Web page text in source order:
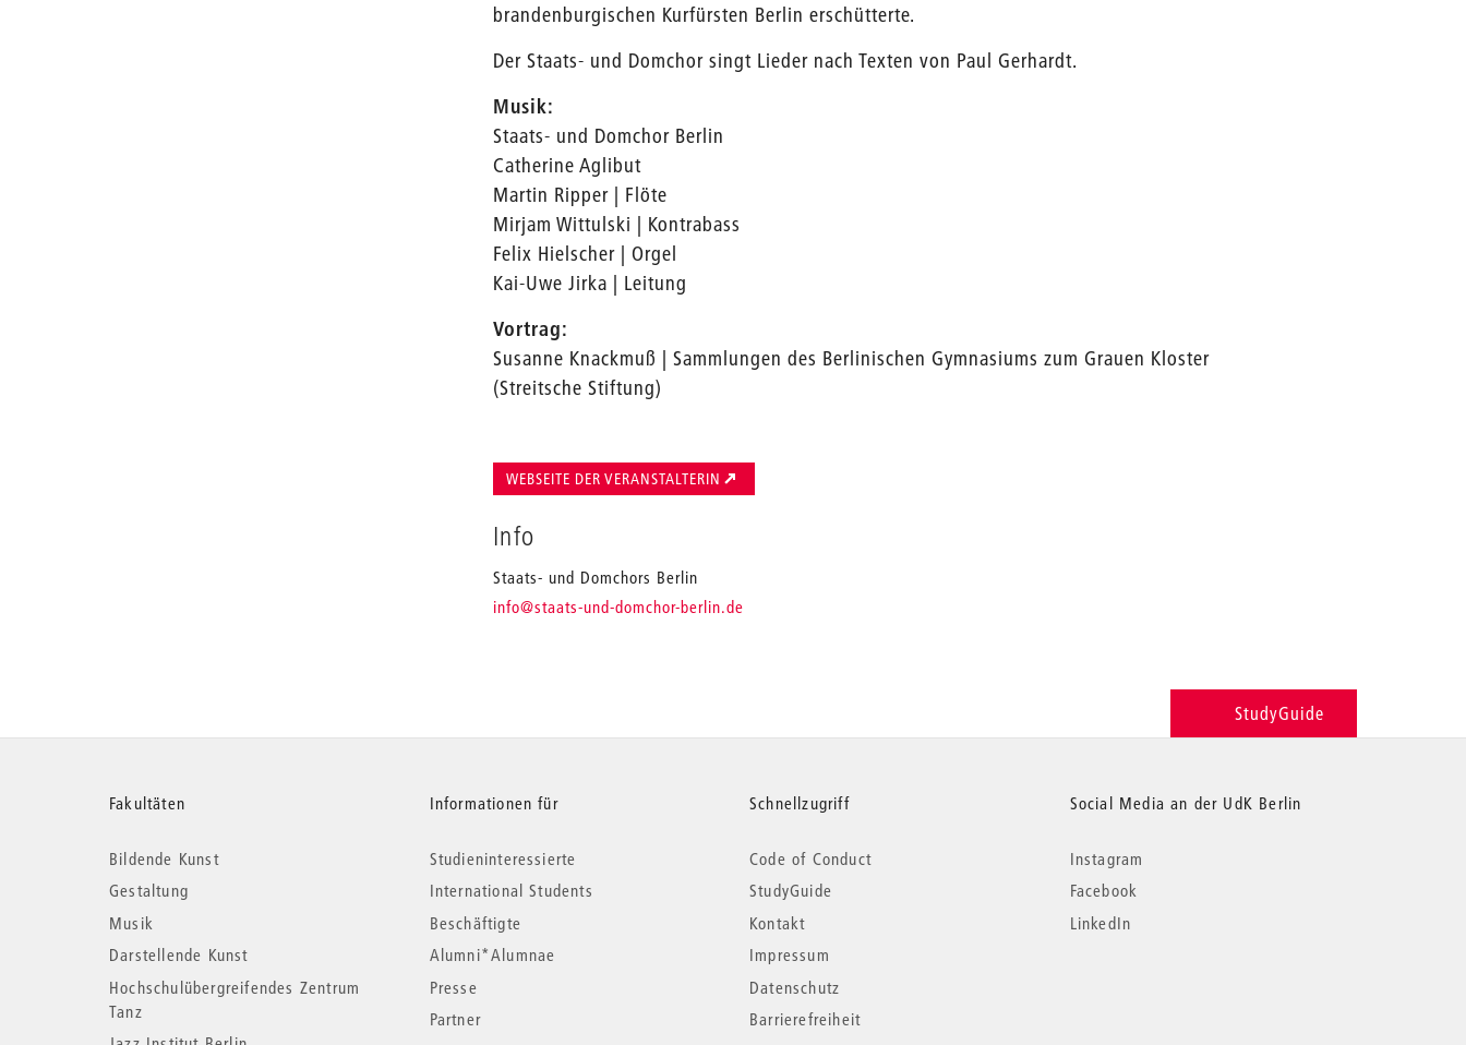
brandenburgischen Kurfürsten Berlin erschütterte.
Der Staats- und Domchor singt Lieder nach Texten von Paul Gerhardt.
Musik:
Staats- und Domchor Berlin
Catherine Aglibut
Martin Ripper | Flöte
Mirjam Wittulski | Kontrabass
Felix Hielscher | Orgel
Kai-Uwe Jirka | Leitung
Vortrag:
Susanne Knackmuß | Sammlungen des Berlinischen Gymnasiums zum Grauen Kloster
(Streitsche Stiftung)
WEBSEITE DER VERANSTALTERIN
Info
Staats- und Domchors Berlin
info_
@staats-und-domchor-berlin.de
StudyGuide
Weitere
Informationen
Fakultäten
Bildende Kunst
Gestaltung
Musik
Darstellende Kunst
Hochschulübergreifendes Zentrum
Tanz
Informationen für
Studieninteressierte
International Students
Beschäftigte
Alumni*Alumnae
Presse
Partner
Schnellzugriff
Code of Conduct
StudyGuide
Kontakt
Impressum
Datenschutz
Barrierefreiheit
Social Media an der UdK Berlin
Instagram
Facebook
LinkedIn